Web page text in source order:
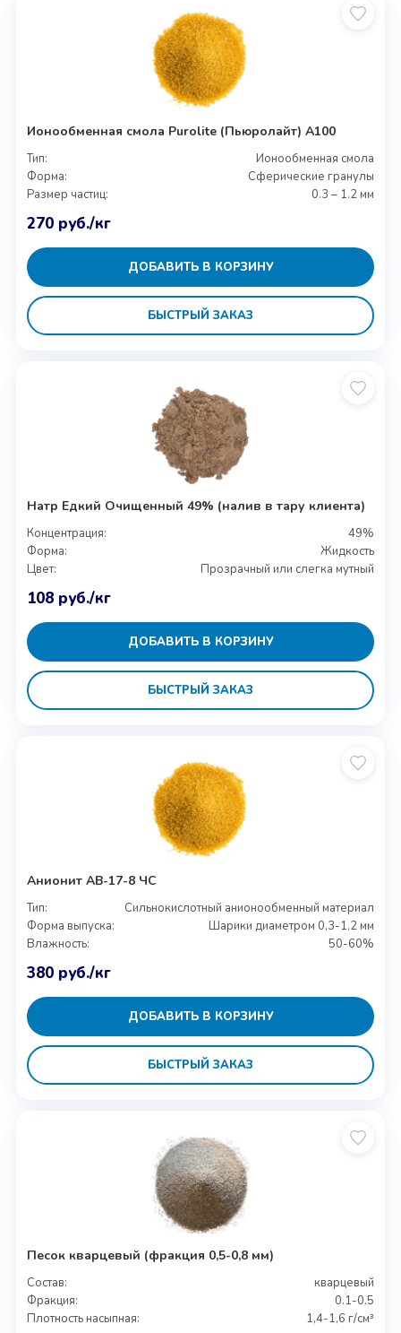
Ионообменная смола Purolite (Пьюролайт) A100
Тип:
Ионообменная смола
Форма:
Сферические гранулы
Размер частиц:
0.3 – 1.2 мм
270 руб./кг
ДОБАВИТЬ В КОРЗИНУ
БЫСТРЫЙ ЗАКАЗ
Натр Едкий Очищенный 49% (налив в тару клиента)
Концентрация:
49%
Форма:
Жидкость
Цвет:
Прозрачный или слегка мутный
108 руб./кг
ДОБАВИТЬ В КОРЗИНУ
БЫСТРЫЙ ЗАКАЗ
Анионит АВ-17-8 ЧС
Тип:
Сильнокислотный анионообменный материал
Форма выпуска:
Шарики диаметром 0,3-1,2 мм
Влажность:
50-60%
380 руб./кг
ДОБАВИТЬ В КОРЗИНУ
БЫСТРЫЙ ЗАКАЗ
Песок кварцевый (фракция 0,5-0,8 мм)
Состав:
кварцевый
Фракция:
0.1-0.5
Плотность насыпная:
1,4-1,6 г/см³